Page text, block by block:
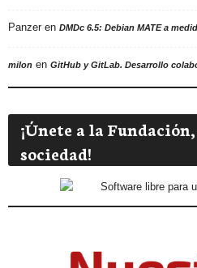
Panzer en DMDc 6.5: Debian MATE a
milon en GitHub y GitLab. Desarrollo
¡Únete a la
sociedad!